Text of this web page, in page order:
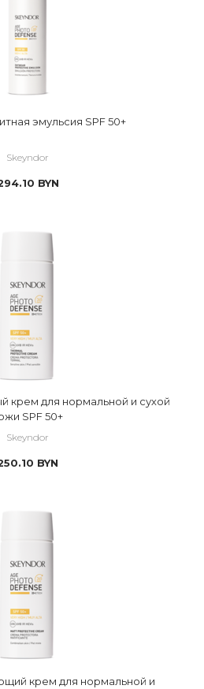
эмульсия SPF 50+
Skeyndor
BYN
крем для нормальной и сухой
SPF 50+
Skeyndor
BYN
крем для нормальной и